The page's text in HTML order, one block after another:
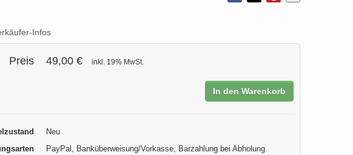
Infos
Preis 49,00 € inkl. 19% MwSt.
In den Warenkorb
Neu
PayPal, Banküberweisung/Vorkasse, Barzahlung bei Abholung